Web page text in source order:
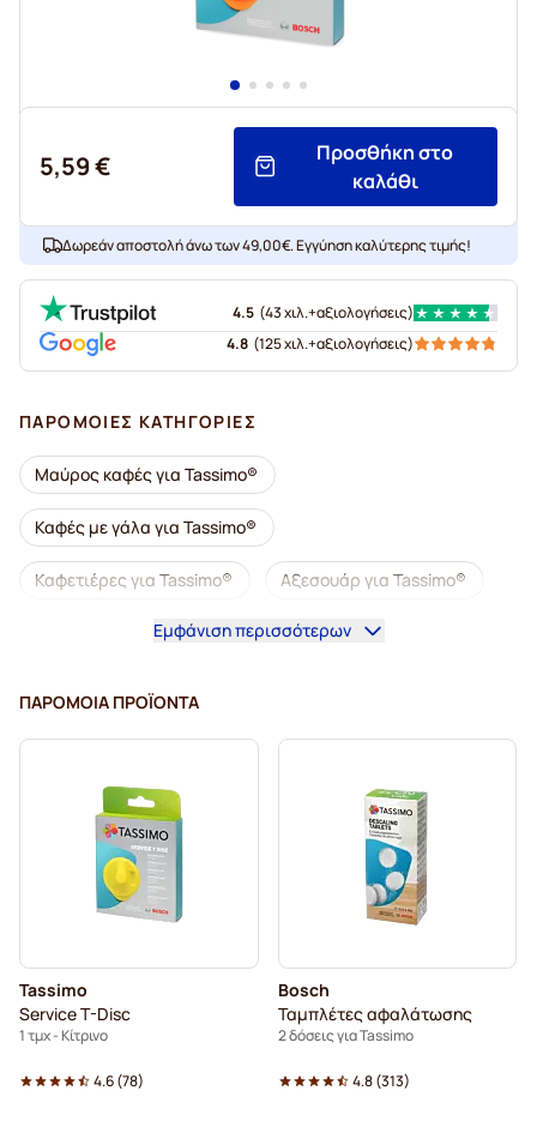
5,59 €
Προσθήκη στο
καλάθι
Δωρεάν αποστολή άνω των 49,00€. Εγγύηση καλύτερης τιμής!
4.5 (43 χιλ.+αξιολογήσεις)
4.8 (125 χιλ.+αξιολογήσεις)
ΠΑΡΌΜΟΙΕΣ ΚΑΤΗΓΟΡΊΕΣ
Μαύρος καφές για Tassimo®
Καφές με γάλα για Tassimo®
Καφετιέρες για Tassimo® Αξεσουάρ για Tassimo®
Ντεκαφεϊνέ καφές για Tassimo
Κάψουλες καφέ L'OR για Tassimo
Κάψουλες καφέ Jacobs για Tassimo
Κάψουλες για Tassimo®
Κάψουλες καφέ Friele για Tassimo
Αφαλάτωση και φροντίδα για Tassimo για Tassimo®
Εμφάνιση περισσότερων
ΠΑΡΌΜΟΙΑ ΠΡΟΪΌΝΤΑ
Tassimo
Service T-Disc
1 τμχ - Κίτρινο
4.6(78)
Bosch
Ταμπλέτες αφαλάτωσης
2 δόσεις για Tassimo
4.8(313)